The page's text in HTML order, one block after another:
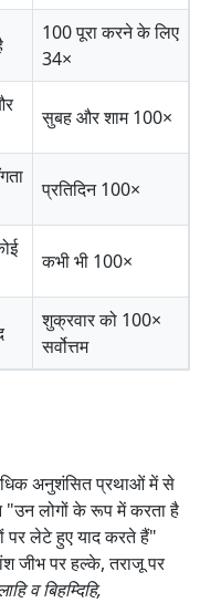
100 पूरा करने के लिए
34×
सुबह और शाम 100×
प्रतिदिन 100×
कभी भी 100×
शुक्रवार को 100×
सर्वोत्तम
अनुशंसित प्रथाओं में से
"उन लोगों के रूप में करता है
पर लेटे हुए याद करते हैं"
व बिहम्दिहि,